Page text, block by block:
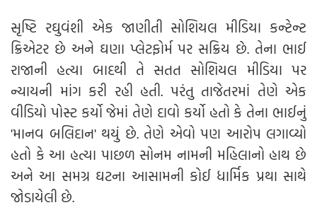
સૃષ્ટિ રઘુવંશી એક જાણીતી સોશિયલ મીડિયા કન્ટેન્ટ
ક્રિએટર છે અને ઘણા પ્લેટફોર્મ પર સક્રિય છે. તેના ભાઈ
રાજાની હત્યા બાદથી તે સતત સોશિયલ મીડિયા પર
ન્યાયની માંગ કરી રહી હતી. પરંતુ તાજેતરમાં તેણે એક
વીડિયો પોસ્ટ કર્યો જેમાં તેણે દાવો કર્યો હતો કે તેના ભાઈનું
'માનવ બલિદાન' થયું છે. તેણે એવો પણ આરોપ લગાવ્યો
હતો કે આ હત્યા પાછળ સોનમ નામની મહિલાનો હાથ છે
અને આ સમગ્ર ઘટના આસામની કોઈ ધાર્મિક પ્રથા સાથે
જોડાયેલી છે.